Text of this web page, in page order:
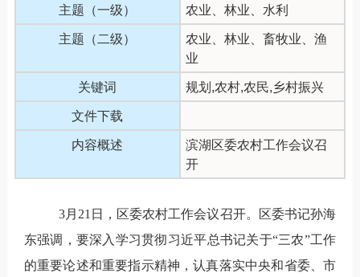
主题（一级） 农业、林业、水利
主题（二级）
农业、林业、畜牧业、渔
业
关键词 规划,农村,农民,乡村振兴
文件下载
内容概述
滨湖区委农村工作会议召
开
3月 21 日，区委农村工作会议召开。区委书记孙海
东强调，要深入学习贯彻习近平总书记关于“三农”工作
的重要论述和重要指示精神，认真落实中央和省委、市